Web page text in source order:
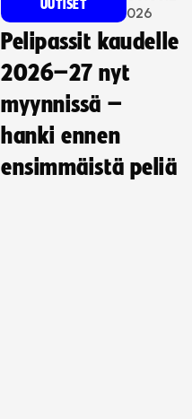
UUTISET
026
Pelipassit kaudelle
2026–27 nyt
myynnissä –
hanki ennen
ensimmäistä peliä